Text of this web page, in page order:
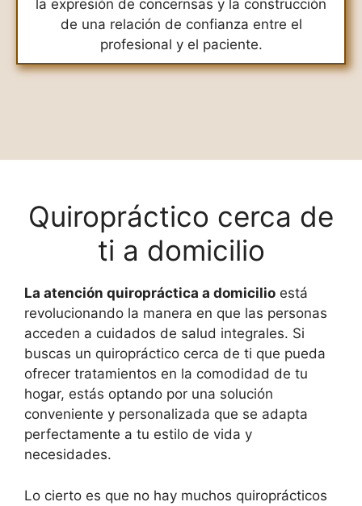
la expresión de concernsas y la construcción
de una relación de confianza entre el
profesional y el paciente.
Quiropráctico cerca de
ti a domicilio
La atención quiropráctica a domicilio está
revolucionando la manera en que las personas
acceden a cuidados de salud integrales. Si
buscas un quiropráctico cerca de ti que pueda
ofrecer tratamientos en la comodidad de tu
hogar, estás optando por una solución
conveniente y personalizada que se adapta
perfectamente a tu estilo de vida y
necesidades.
Lo cierto es que no hay muchos quiroprácticos